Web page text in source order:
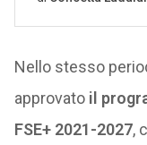
Nello stesso
approvato il
FSE+ 2021-2027,